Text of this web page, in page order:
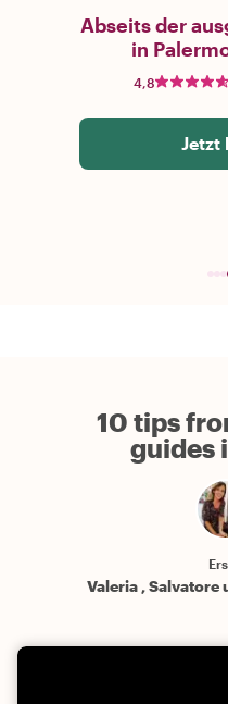
Abseits der
in
4,8
Jetzt
10 tips
guides
Valeria , Salvatore